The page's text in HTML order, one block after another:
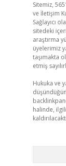
Sitemiz,
ve İletişim
Sağlayıcı
sitedeki
araştırma
üyelerimiz
taşımakta
etmiş
Hukuka ve
halinde,